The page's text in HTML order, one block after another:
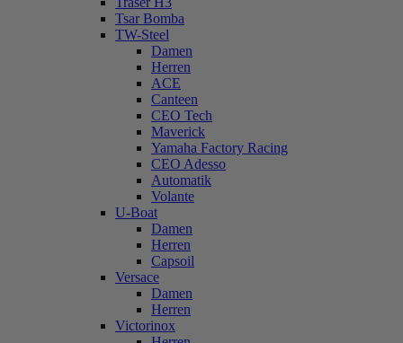
Tsar Bomba
TW-Steel
Damen
Herren
ACE
Canteen
CEO Tech
Maverick
Yamaha Factory Racing
CEO Adesso
Automatik
Volante
U-Boat
Damen
Herren
Capsoil
Versace
Damen
Herren
Victorinox